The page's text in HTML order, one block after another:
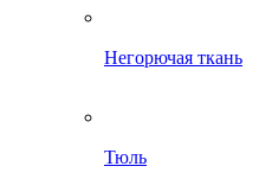
Негорючая ткань
Тюль